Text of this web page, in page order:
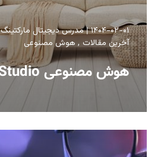
۱۴۰۴-۰۲-۰۱ مدرس دیجیتال مارکتینگ
آخرین مقالات
هوش مصنوعی
هوش مصنوعی Fy! Studio